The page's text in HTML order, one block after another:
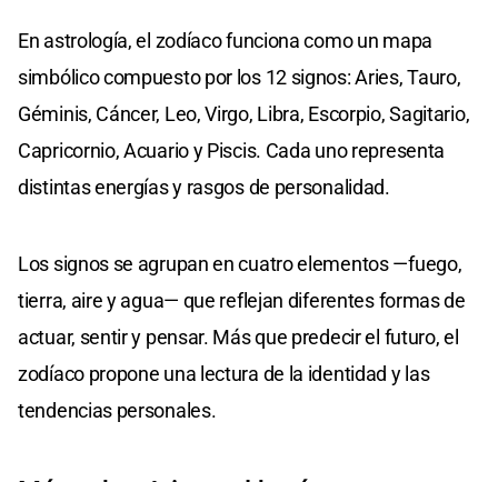
En astrología, el zodíaco funciona como un mapa
simbólico compuesto por los 12 signos: Aries, Tauro,
Géminis, Cáncer, Leo, Virgo, Libra, Escorpio, Sagitario,
Capricornio, Acuario y Piscis. Cada uno representa
distintas energías y rasgos de personalidad.
Los signos se agrupan en cuatro elementos —fuego,
tierra, aire y agua— que reflejan diferentes formas de
actuar, sentir y pensar. Más que predecir el futuro, el
zodíaco propone una lectura de la identidad y las
tendencias personales.